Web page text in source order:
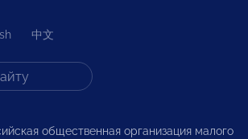
中文
общественная организация малого